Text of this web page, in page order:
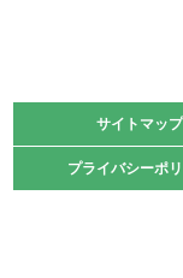
緑ケ丘体育館
2021.10.23
卓球選手権大会
サイトマップ
プライバシーポ
サイトマップ
プライバシーポ